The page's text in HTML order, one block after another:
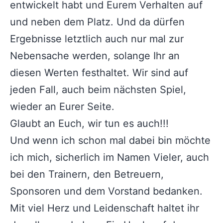
entwickelt habt und Eurem Verhalten auf
und neben dem Platz. Und da dürfen
Ergebnisse letztlich auch nur mal zur
Nebensache werden, solange Ihr an
diesen Werten festhaltet. Wir sind auf
jeden Fall, auch beim nächsten Spiel,
wieder an Eurer Seite.
Glaubt an Euch, wir tun es auch!!!
Und wenn ich schon mal dabei bin möchte
ich mich, sicherlich im Namen Vieler, auch
bei den Trainern, den Betreuern,
Sponsoren und dem Vorstand bedanken.
Mit viel Herz und Leidenschaft haltet ihr